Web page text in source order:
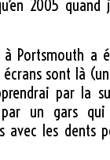
2005 quand
à Portsmouth a
sont là
par la
un gars qui
avec les dents